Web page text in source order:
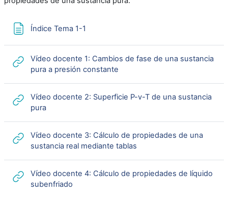
Índice Tema 1-1
Vídeo docente 1: Cambios de fase de una sustancia
pura a presión constante
Vídeo docente 2: Superficie P-v-T de una sustancia
puraURL
Vídeo docente 3: Cálculo de propiedades de una
sustancia real mediante tablas
Vídeo docente 4: Cálculo de propiedades de líquido
subenfriado